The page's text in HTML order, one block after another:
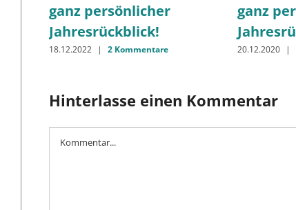
ganz persönlicher
Jahresrückblick!
18.12.2022 | 2 Kommentare
ganz
20.12.2020 |
Hinterlasse einen Kommentar
Kommentar